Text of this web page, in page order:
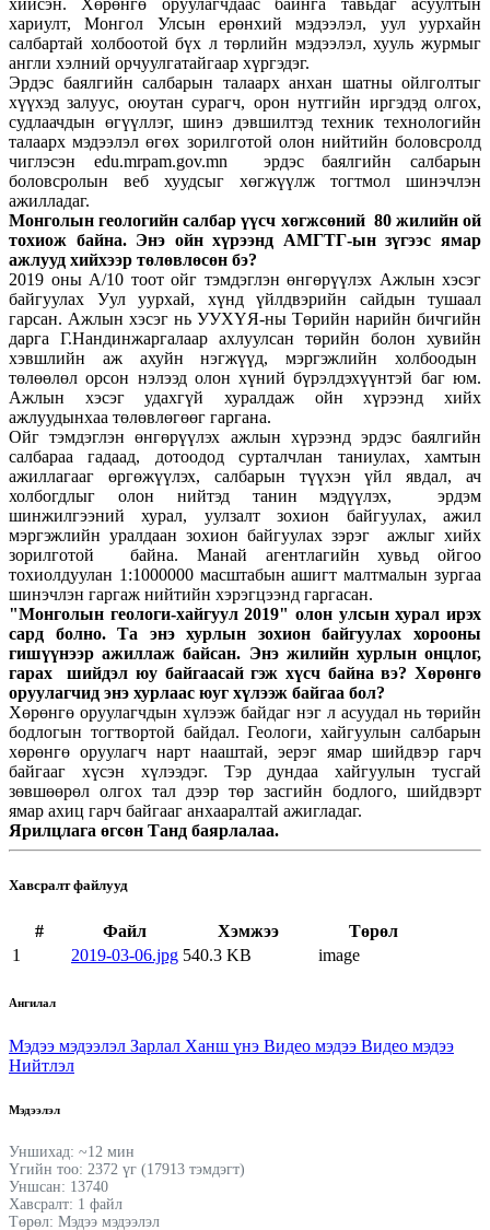
хийсэн. Хөрөнгө оруулагчдаас байнга тавьдаг асуултын
хариулт, Монгол Улсын ерөнхий мэдээлэл, уул уурхайн
салбартай холбоотой бүх л төрлийн мэдээлэл, хууль журмыг
англи хэлний орчуулгатайгаар хүргэдэг.
Эрдэс баялгийн салбарын талаарх анхан шатны ойлголтыг
хүүхэд залуус, оюутан сурагч, орон нутгийн иргэдэд олгох,
судлаачдын өгүүллэг, шинэ дэвшилтэд техник технологийн
талаарх мэдээлэл өгөх зорилготой олон нийтийн боловсролд
чиглэсэн edu.mrpam.gov.mn эрдэс баялгийн салбарын
боловсролын веб хуудсыг хөгжүүлж тогтмол шинэчлэн
ажилладаг.
Монголын геологийн салбар үүсч хөгжсөний 80 жилийн ой
тохиож байна. Энэ ойн хүрээнд АМГТГ-ын зүгээс ямар
ажлууд хийхээр төлөвлөсөн бэ?
2019 оны А/10 тоот ойг тэмдэглэн өнгөрүүлэх Aжлын хэсэг
байгуулах Уул уурхай, хүнд үйлдвэрийн сайдын тушаал
гарсан. Ажлын хэсэг нь УУХҮЯ-ны Төрийн нарийн бичгийн
дарга Г.Нандинжаргалаар ахлуулсан төрийн болон хувийн
хэвшлийн аж ахуйн нэгжүүд, мэргэжлийн холбоодын
төлөөлөл орсон нэлээд олон хүний бүрэлдэхүүнтэй баг юм.
Ажлын хэсэг удахгүй хуралдаж ойн хүрээнд хийх
ажлуудынхаа төлөвлөгөөг гаргана.
Ойг тэмдэглэн өнгөрүүлэх ажлын хүрээнд эрдэс баялгийн
салбараа гадаад, дотоодод сурталчлан таниу­лах, хамтын
ажиллагааг өргөжүүлэх, салбарын түүхэн үйл явдал, ач
холбогдлыг олон нийтэд танин мэдүү­лэх, эрдэм
шинжилгээний хурал, уулзалт зохион байгуулах, ажил
мэргэжлийн уралдаан зохион байгуу­лах зэрэг ажлыг хийх
зорилготой байна. Манай агентлагийн хувьд ойгоо
тохиолдуулан 1:1000000 масштабын ашигт малтмалын зургаа
шинэчлэн гаргаж нийтийн хэрэгцээнд гаргасан.
"Монголын геологи-хайгуул 2019" олон улсын хурал ирэх
сард болно. Та энэ хурлын зохион байгуулах хорооны
гишүүнээр ажиллаж байсан. Энэ жилийн хурлын онцлог,
гарах шийдэл юу байгаасай гэж хүсч байна вэ? Хөрөнгө
оруулагчид энэ хурлаас юуг хүлээж байгаа бол?
Хөрөнгө оруулагчдын хүлээж байдаг нэг л асуудал нь төрийн
бодлогын тогтвортой байдал. Геологи, хайгуулын салбарын
хөрөнгө оруулагч нарт нааштай, эерэг ямар шийдвэр гарч
байгааг хүсэн хүлээдэг. Тэр дундаа хайгуулын тусгай
зөвшөөрөл олгох тал дээр төр засгийн бодлого, шийдвэрт
ямар ахиц гарч байгааг анхааралтай ажигладаг.
Ярилцлага өгсөн Танд баярлалаа.
Хавсралт файлууд
# Файл Хэмжээ
Төрөл
1
2019-03-06.jpg 540.3 KB image
Ангилал
Мэдээ мэдээлэл Зарлал Ханш үнэ Видео мэдээ Видео мэдээ
Нийтлэл
Мэдээлэл
Уншихад: ~12 мин
Үгийн тоо: 2372 үг (17913 тэмдэгт)
Уншсан: 13740
Хавсралт: 1 файл
Төрөл: Мэдээ мэдээлэл